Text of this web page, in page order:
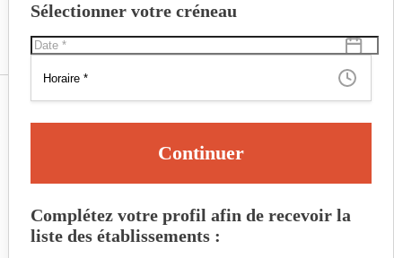
Sélectionner votre créneau
Continuer
Complétez votre profil afin de recevoir la
liste des établissements :